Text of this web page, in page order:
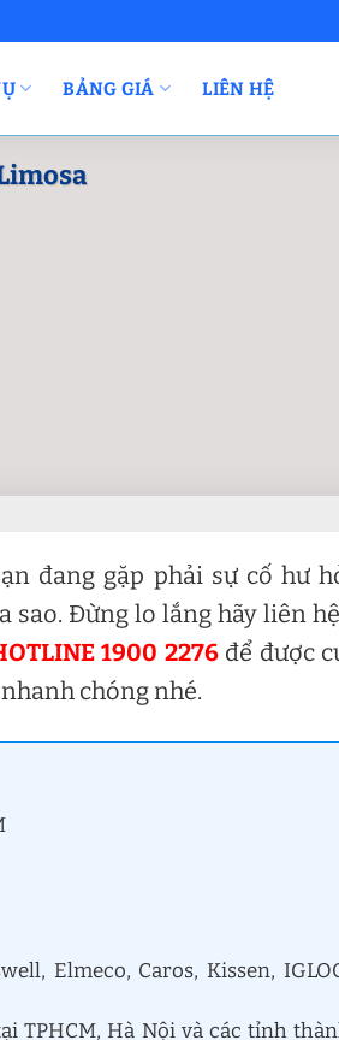
BẢNG GIÁ LIÊN HỆ
đang gặp phải sự cố hư
sao. Đừng lo lắng hãy liên
1900 2276để được
chóng nhé.
Elmeco, Caros, Kissen,
TPHCM, Hà Nội và các tỉnh